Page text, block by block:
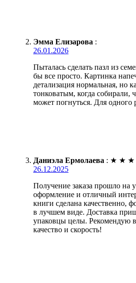
Эмма Елизарова :
26.01.2026
Пыталась сделать пазл из
бы все просто. Картинка
детализация нормальная, но
тонковатым, когда собирали,
может погнуться. Для одного
Даниэла Ермолаева : ★ ★ ★
26.12.2025
Получение заказа прошло на
оформление и отличный
книги сделана качественно,
в лучшем виде. Доставка
упаковцы целы. Рекомендую
качество и скорость!